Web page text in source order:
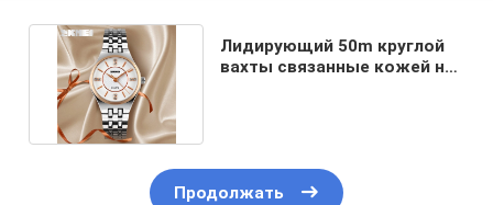
Лидирующий 50m круглой
вахты связанные кожей на
Продолжать